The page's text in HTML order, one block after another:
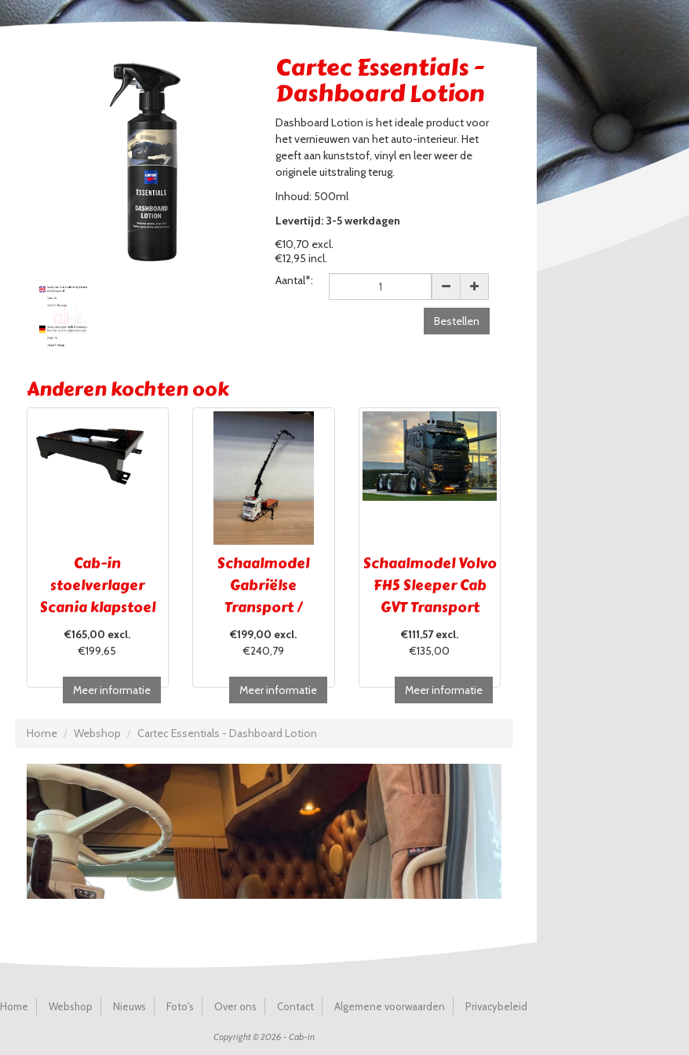
Cartec Essentials -
Dashboard Lotion
Dashboard Lotion is het ideale product voor
het vernieuwen van het auto-interieur. Het
geeft aan kunststof, vinyl en leer weer de
originele uitstraling terug.
Inhoud: 500ml
Levertijd: 3-5 werkdagen
€10,70 excl.
€12,95 incl.
Aantal*:
Bestellen
Anderen kochten ook
Cab-in
stoelverlager
Scania klapstoel
€165,00 excl.
€199,65
Meer informatie
Schaalmodel
Gabriëlse
Transport /
UITVERKOCHT!!!
€199,00 excl.
€240,79
Meer informatie
Schaalmodel Volvo
FH5 Sleeper Cab
GVT Transport
Brugge
€111,57 excl.
€135,00
Meer informatie
Home Webshop Cartec Essentials - Dashboard Lotion
Home Webshop Nieuws Foto's Over ons Contact Algemene voorwaarden Privacybeleid
Copyright © 2026 - Cab-in